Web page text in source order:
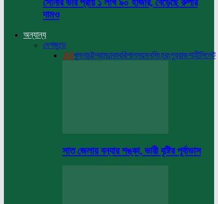
সোনার ভরি প্রায় ১ লাখ ৯০ হাজার, বেড়েছে রুপার
দামও
অন্যান্য
দেশজুড়ে
Allখুলনাচট্টগ্রামঢাকাবরিশালময়মনসিংহরংপুররাজশাহীসিলেট
সাত জেলায় বন্যার শঙ্কা, ভারী বৃষ্টির পূর্বাভাস